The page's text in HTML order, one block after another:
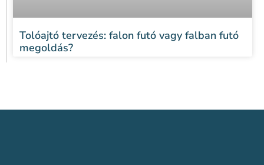
Tolóajtó tervezés: falon futó vagy falban futó
megoldás?